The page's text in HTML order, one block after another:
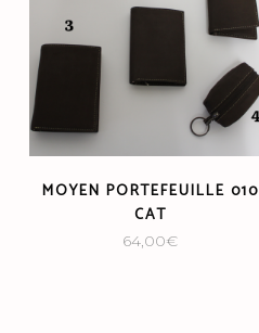
MOYEN PORTEFEUILLE 010
CAT
64,00€